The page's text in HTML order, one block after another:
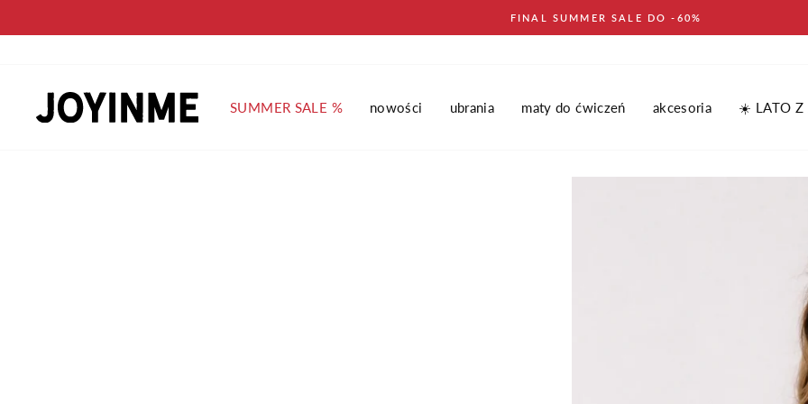
FINAL SUMMER SALE DO -60%
SUMMER SALE % nowości ubrania maty do ćwiczeń akcesoria ☀️ LATO Z